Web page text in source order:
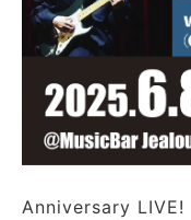
Anniversary LIVE!